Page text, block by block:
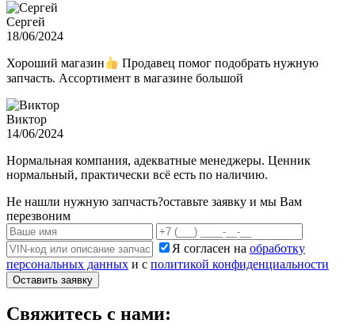
Сергей
18/06/2024
Хороший магазин
Продавец помог подобрать нужную
запчасть. Ассортимент в магазине большой
Виктор
14/06/2024
Нормальная компания, адекватные менеджеры. Ценник
нормальный, практически всё есть по наличию.
Не нашли нужную запчасть?оставьте заявку и мы Вам
перезвоним
Я согласен на обработку
персональных данных и с политикой конфиденциальности
Оставить заявку
Свяжитесь с нами: